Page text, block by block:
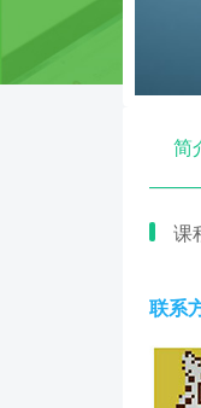
简
课
联系